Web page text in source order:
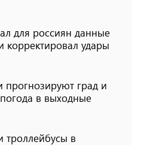
для россиян данные
​​корректировал удары
прогнозируют град и
в выходные
троллейбусы в